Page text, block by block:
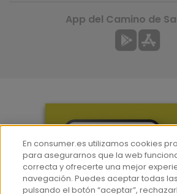
Hemeroteca
Contacto
App del Camino de
En consumer.es utilizamos cookies
para asegurarnos que la web
correcta y ofrecerte una mejor
navegación. Puedes aceptar todas
pulsando el botón “aceptar”,